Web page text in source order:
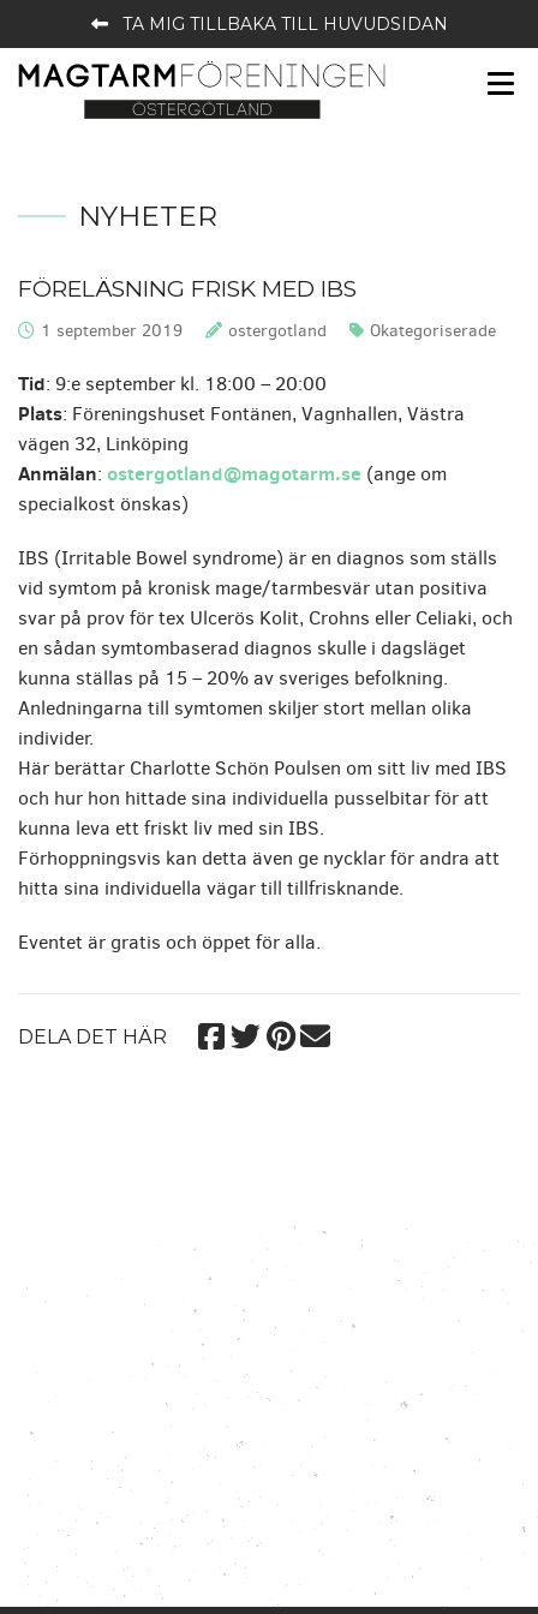
TA MIG TILLBAKA TILL HUVUDSIDAN
NYHETER
FÖRELÄSNING FRISK MED IBS
Publicerat:
1 september 2019 Skrivet av:
ostergotland Kategorier:
Okategoriserade
Tid: 9:e september kl. 18:00 – 20:00
Plats: Föreningshuset Fontänen, Vagnhallen, Västra
vägen 32, Linköping
Anmälan: ostergotland@magotarm.se (ange om
specialkost önskas)
IBS (Irritable Bowel syndrome) är en diagnos som ställs
vid symtom på kronisk mage/tarmbesvär utan positiva
svar på prov för tex Ulcerös Kolit, Crohns eller Celiaki, och
en sådan symtombaserad diagnos skulle i dagsläget
kunna ställas på 15 – 20% av sveriges befolkning.
Anledningarna till symtomen skiljer stort mellan olika
individer.
Här berättar Charlotte Schön Poulsen om sitt liv med IBS
och hur hon hittade sina individuella pusselbitar för att
kunna leva ett friskt liv med sin IBS.
Förhoppningsvis kan detta även ge nycklar för andra att
hitta sina individuella vägar till tillfrisknande.
Eventet är gratis och öppet för alla.
DELA DET HÄR